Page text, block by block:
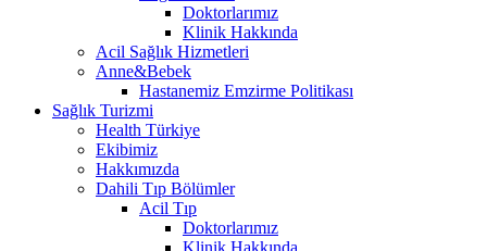
Doktorlarımız
Klinik Hakkında
Acil Sağlık Hizmetleri
Anne&Bebek
Hastanemiz Emzirme Politikası
Sağlık Turizmi
Health Türkiye
Ekibimiz
Hakkımızda
Dahili Tıp Bölümler
Acil Tıp
Doktorlarımız
Klinik Hakkında